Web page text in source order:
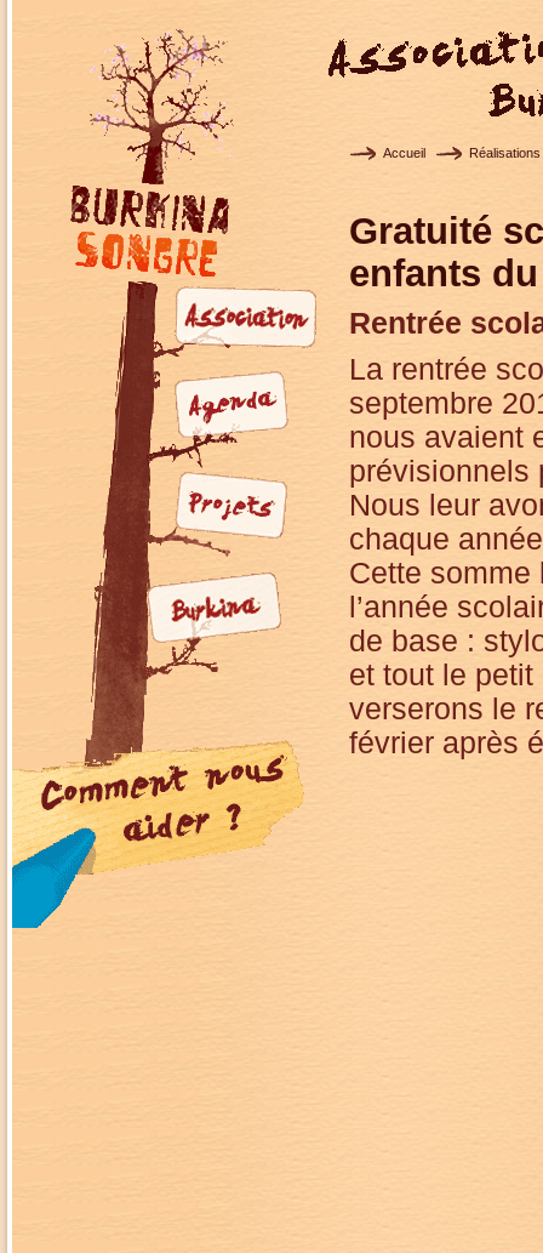
Accueil
Gratuité
enfants
Rentrée
La rentrée
septembre
nous avaient
prévisionnels
Nous leur
chaque
Cette somme
l’année
de base :
et tout le
verserons le
février après